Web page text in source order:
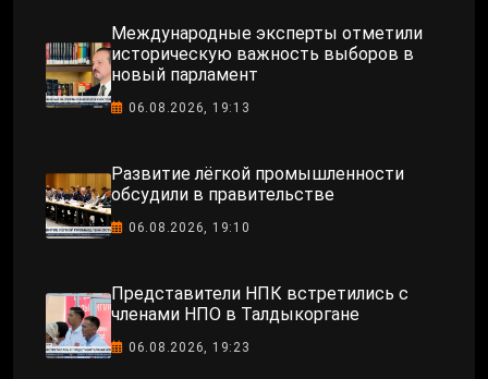
Международные эксперты отметили
историческую важность выборов в
новый парламент
06.08.2026, 19:13
Развитие лёгкой промышленности
обсудили в правительстве
06.08.2026, 19:10
Представители НПК встретились с
членами НПО в Талдыкоргане
06.08.2026, 19:23